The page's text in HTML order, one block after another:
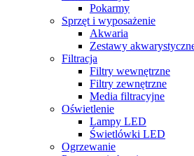
Pokarmy
Sprzęt i wyposażenie
Akwaria
Zestawy
Filtracja
Filtry wewnętrzne
Filtry zewnętrzne
Media filtracyjne
Oświetlenie
Lampy LED
Świetlówki LED
Ogrzewanie